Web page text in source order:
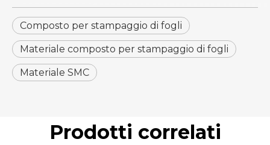
Composto per stampaggio di fogli
Materiale composto per stampaggio di fogli
Materiale SMC
Prodotti correlati